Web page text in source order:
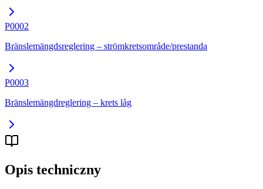
P0002
Bränslemängdsreglering – strömkretsområde/prestanda
P0003
Bränslemängdreglering – krets låg
Opis techniczny